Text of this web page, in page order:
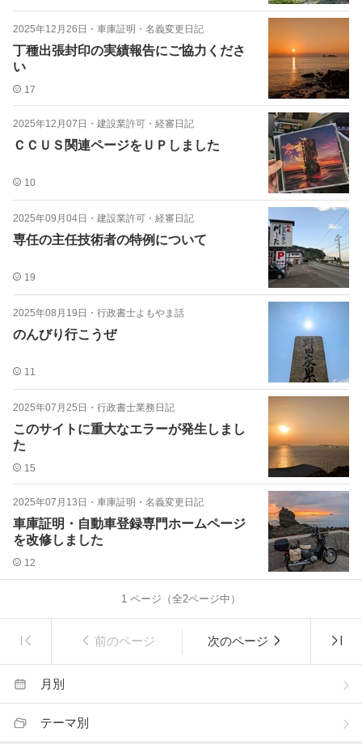
2025年12月26日 ・ 車庫証明・名義変更日記
丁種出張封印の実績報告にご協力くださ
い
17
2025年12月07日 ・ 建設業許可・経審日記
ＣＣＵＳ関連ページをＵＰしました
10
2025年09月04日 ・ 建設業許可・経審日記
専任の主任技術者の特例について
19
2025年08月19日 ・ 行政書士よもやま話
のんびり行こうぜ
11
2025年07月25日 ・ 行政書士業務日記
このサイトに重大なエラーが発生しまし
た
15
2025年07月13日 ・ 車庫証明・名義変更日記
車庫証明・自動車登録専門ホームページ
を改修しました
12
1 ページ（全2ページ中）
前のページ 次のページ
月別
テーマ別